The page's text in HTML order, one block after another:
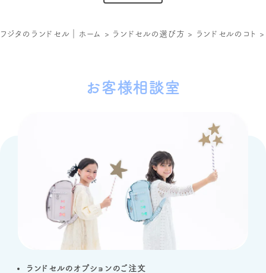
フジタのランドセル｜ホーム > ランドセルの選び方 > ランドセルのコト
お客様相談室
ランドセルのオプションのご注文